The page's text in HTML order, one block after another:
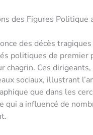
des Figures Politique
des décès
politiques de premier
chagrin. Ces
sociaux, illustrant
que dans les
qui a influencé de